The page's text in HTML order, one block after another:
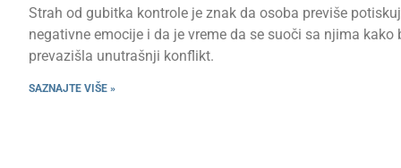
Strah od gubitka kontrole je znak da osoba previše
negativne emocije i da je vreme da se suoči sa njima kako
prevazišla unutrašnji konflikt.
SAZNAJTE VIŠE »